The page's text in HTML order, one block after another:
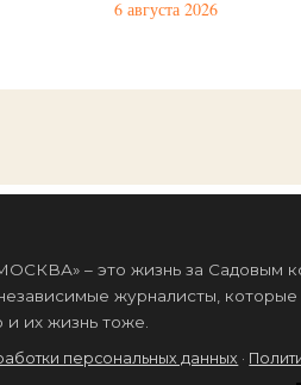
6 августа 2026
– это жизнь за Садовым
журналисты, которые
и их жизнь тоже.
персональных данных ·